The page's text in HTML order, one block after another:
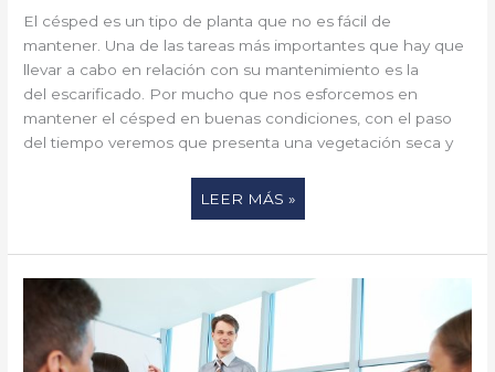
El césped es un tipo de planta que no es fácil de
mantener. Una de las tareas más importantes que hay que
llevar a cabo en relación con su mantenimiento es la
del escarificado. Por mucho que nos esforcemos en
mantener el césped en buenas condiciones, con el paso
del tiempo veremos que presenta una vegetación seca y
LEER MÁS »
VENTAJAS
DE
LA
FORMACIÓN